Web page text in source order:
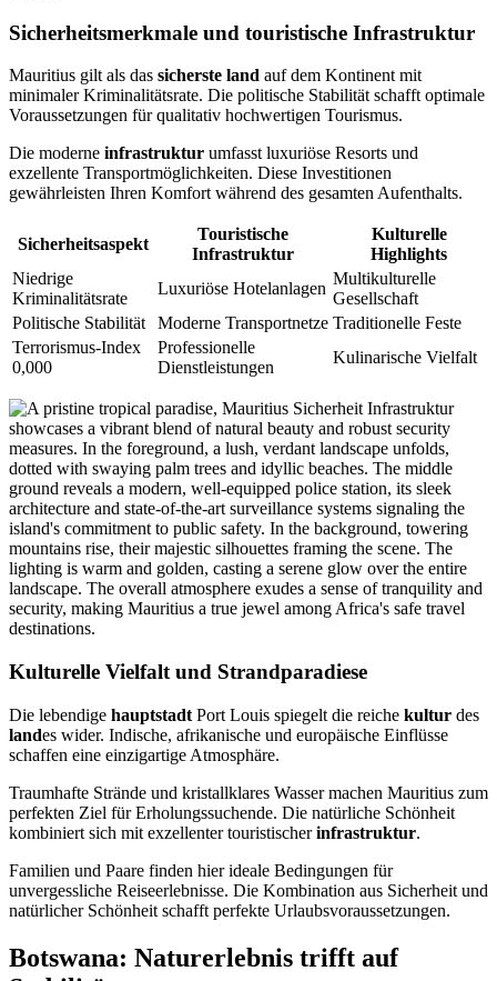
Sicherheitsmerkmale und touristische Infrastruktur
Mauritius gilt als das sicherste land auf dem Kontinent mit
minimaler Kriminalitätsrate. Die politische Stabilität schafft optimale
Voraussetzungen für qualitativ hochwertigen Tourismus.
Die moderne infrastruktur umfasst luxuriöse Resorts und
exzellente Transportmöglichkeiten. Diese Investitionen
gewährleisten Ihren Komfort während des gesamten Aufenthalts.
Sicherheitsaspekt
Touristische
Infrastruktur
Kulturelle
Highlights
Niedrige
Kriminalitätsrate
Luxuriöse Hotelanlagen
Multikulturelle
Gesellschaft
Politische Stabilität
Moderne Transportnetze Traditionelle Feste
Terrorismus-Index
0,000
Professionelle
Dienstleistungen
Kulinarische Vielfalt
Kulturelle Vielfalt und Strandparadiese
Die lebendige hauptstadt Port Louis spiegelt die reiche kultur des
landes wider. Indische, afrikanische und europäische Einflüsse
schaffen eine einzigartige Atmosphäre.
Traumhafte Strände und kristallklares Wasser machen Mauritius zum
perfekten Ziel für Erholungssuchende. Die natürliche Schönheit
kombiniert sich mit exzellenter touristischerinfrastruktur.
Familien und Paare finden hier ideale Bedingungen für
unvergessliche Reiseerlebnisse. Die Kombination aus Sicherheit und
natürlicher Schönheit schafft perfekte Urlaubsvoraussetzungen.
Botswana: Naturerlebnis trifft auf